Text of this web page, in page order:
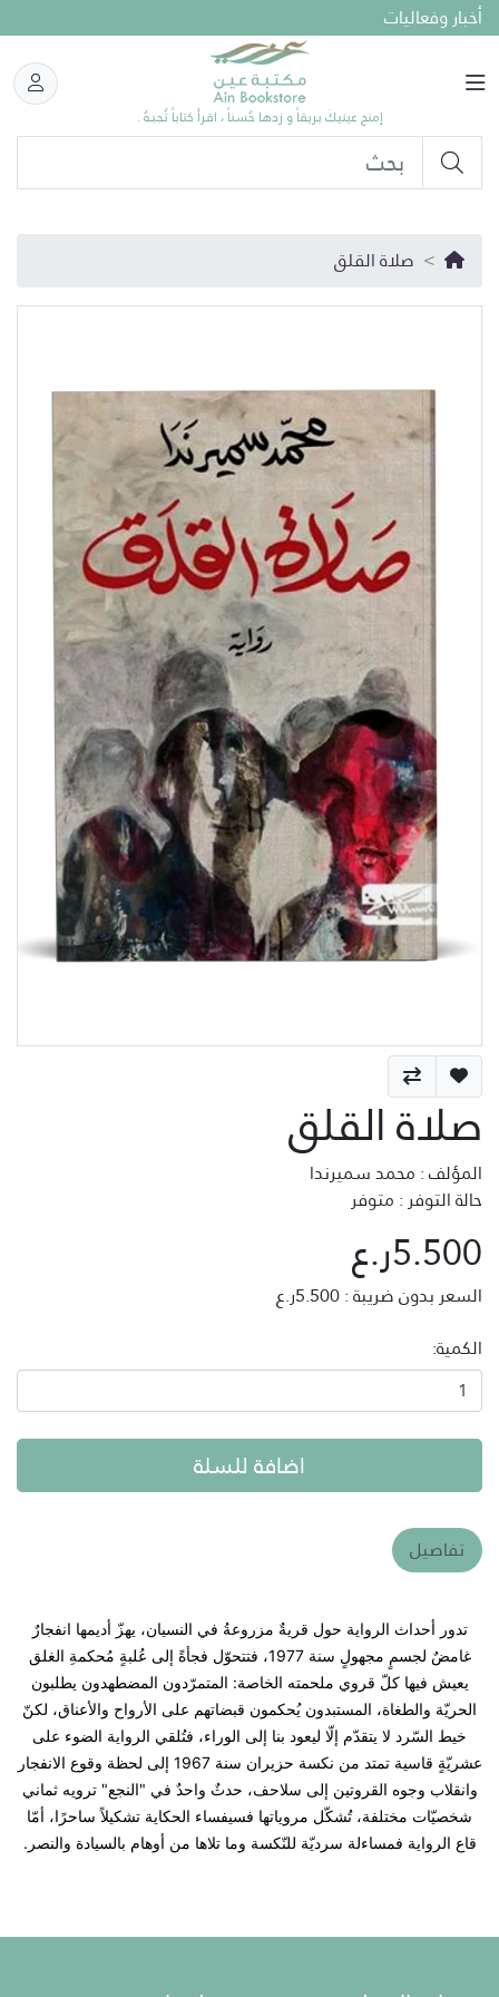
أخبار وفعاليات
إمنح عينيكَ بريقاً و زدها حُسناً ، اقرأ كتاباً تُحِـبـهُ .
صلاة القلق
صلاة القلق
المؤلف : محمد سميرندا
حالة التوفر : متوفر
5.500ر.ع
السعر بدون ضريبة : 5.500ر.ع
الكمية:
اضافة للسلة
تفاصيل
تدور أحداث الرواية حول قريةٌ مزروعةُ في النسيان، يهزّ أديمها انفجارٌ
غامضٌ لجسمٍ مجهولٍ سنة 1977، فتتحوّل فجأةً إلى عُلبةٍ مُحكمةِ الغلق
يعيش فيها كلّ قروي ملحمته الخاصة: المتمرّدون المضطهدون يطلبون
الحريّة والطغاة، المستبدون يُحكمون قبضاتهم على الأرواح والأعناق، لكنّ
خيط السّرد لا يتقدّم إلّا ليعود بنا إلى الوراء، فتُلقي الرواية الضوء على
عشريّةٍ قاسية تمتد من نكسة حزيران سنة 1967 إلى لحظة وقوع الانفجار
وانقلاب وجوه القروتين إلى سلاحف، حدثٌ واحدٌ في "النجع" ترويه ثماني
شخصيّات مختلفة، تُشكّل مروياتها فسيفساء الحكاية تشكيلاً ساحرًا، أمّا
قاع الرواية فمساءلة سرديّة للنّكسة وما تلاها من أوهام بالسيادة والنصر.